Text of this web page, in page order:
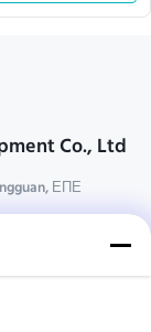
Co., Ltd
ΕΠΕ